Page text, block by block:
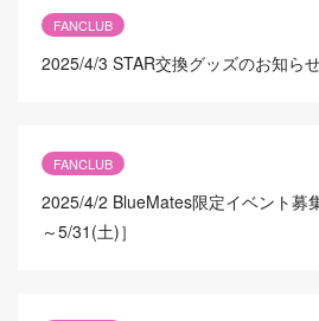
FANCLUB
2025/4/3 STAR交換グッズのお知ら
FANCLUB
2025/4/2 BlueMates限定イベント募
～5/31(土)］